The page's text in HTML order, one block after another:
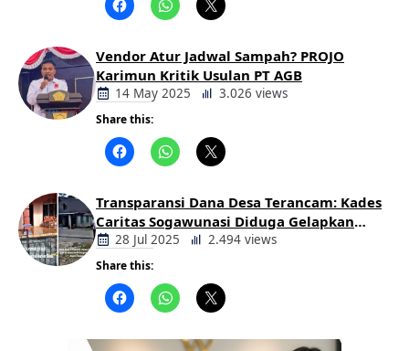
Vendor Atur Jadwal Sampah? PROJO
Karimun Kritik Usulan PT AGB
14 May 2025 3.026 views
Share this:
Transparansi Dana Desa Terancam: Kades
Caritas Sogawunasi Diduga Gelapkan
Bantuan untuk Warga
28 Jul 2025 2.494 views
Share this: